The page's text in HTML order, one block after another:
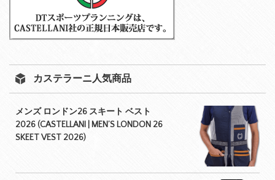
カステラーニ人気商品
メンズ ロンドン26 スキート ベスト
2026 (CASTELLANI | MEN’S LONDON 26
SKEET VEST 2026)